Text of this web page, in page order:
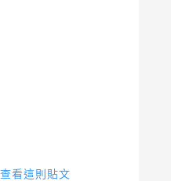
看這則貼文